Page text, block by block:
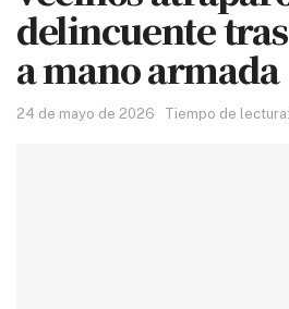
delincuente
a mano armada
24 de mayo de 2026 Tiempo de